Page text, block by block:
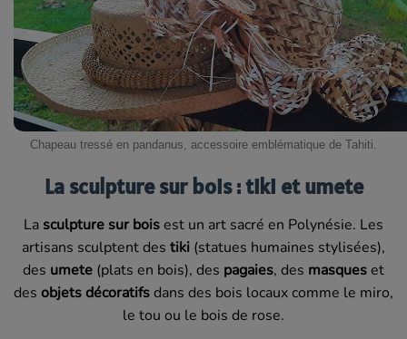
Chapeau tressé en pandanus, accessoire emblématique de Tahiti.
La sculpture sur bois : tiki et umete
La sculpture sur boisest un art sacré en Polynésie. Les
artisans sculptent des tiki (statues humaines stylisées),
des umete (plats en bois), des pagaies, des masqueset
des objets décoratifsdans des bois locaux comme le miro,
le tou ou le bois de rose.